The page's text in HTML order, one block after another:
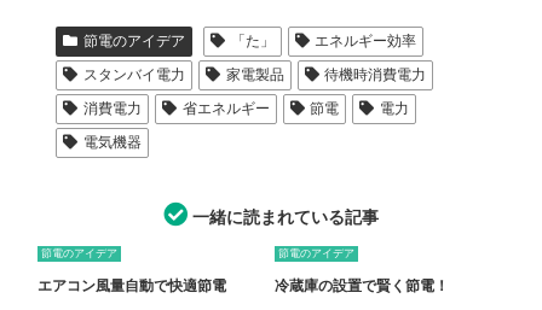
節電のアイデア 「た」
エネルギー効率
スタンバイ電力
家電製品
待機時消費電力
消費電力
省エネルギー 節電
電力
電気機器
一緒に読まれている記事
節電のアイデア
エアコン風量自動で快適節電
節電のアイデア
冷蔵庫の設置で賢く節電！